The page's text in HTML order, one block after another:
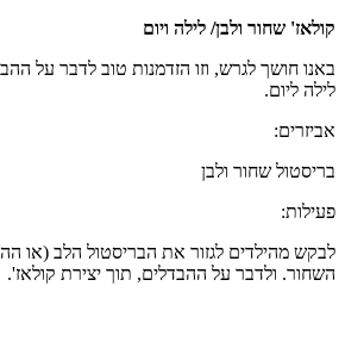
קולאז' שחור ולבן/ לילה ויום
באנו חושך לגרש, וזו הזדמנות טוב לדבר על
לילה ליום.
אביזרים:
בריסטול שחור ולבן
פעילות:
לבקש מהילדים לגזור את הבריסטול הלב (או
השחור. ולדבר על ההבדלים, תוך יצירת קולאז'.